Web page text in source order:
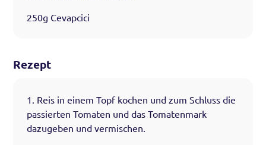
250g Cevapcici
Rezept
1. Reis in einem Topf kochen und zum Schluss die
passierten Tomaten und das Tomatenmark
dazugeben und vermischen.